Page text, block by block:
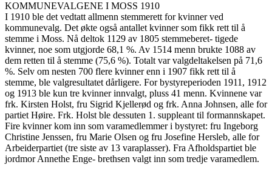
KOMMUNEVALGENE I MOSS 1910
I 1910 ble det vedtatt allmenn stemmerett for kvinner ved
kommunevalg. Det økte også antallet kvinner som fikk rett til å
stemme i Moss. Nå deltok 1129 av 1805 stemmeberet- tigede
kvinner, noe som utgjorde 68,1 %. Av 1514 menn brukte 1088 av
dem retten til å stemme (75,6 %). Totalt var valgdeltakelsen på 71,6
%. Selv om nesten 700 flere kvinner enn i 1907 fikk rett til å
stemme, ble valgresultatet dårligere. For bystyreperioden 1911, 1912
og 1913 ble kun tre kvinner innvalgt, pluss 41 menn. Kvinnene var
frk. Kirsten Holst, fru Sigrid Kjellerød og frk. Anna Johnsen, alle for
partiet Høire. Frk. Holst ble dessuten 1. suppleant til formannskapet.
Fire kvinner kom inn som varamedlemmer i bystyret: fru Ingeborg
Christine Jenssen, fru Marie Olsen og fru Josefine Hersleb, alle for
Arbeiderpartiet (tre siste av 13 varaplasser). Fra Afholdspartiet ble
jordmor Annethe Enge- brethsen valgt inn som tredje varamedlem.